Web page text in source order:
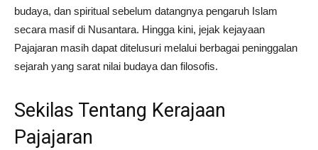
budaya, dan spiritual sebelum datangnya pengaruh Islam
secara masif di Nusantara. Hingga kini, jejak kejayaan
Pajajaran masih dapat ditelusuri melalui berbagai peninggalan
sejarah yang sarat nilai budaya dan filosofis.
Sekilas Tentang Kerajaan
Pajajaran